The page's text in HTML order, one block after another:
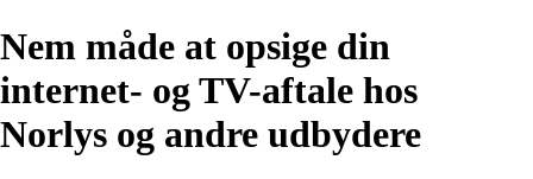
Nem måde at opsige din
internet- og TV-aftale hos
Norlys og andre udbydere